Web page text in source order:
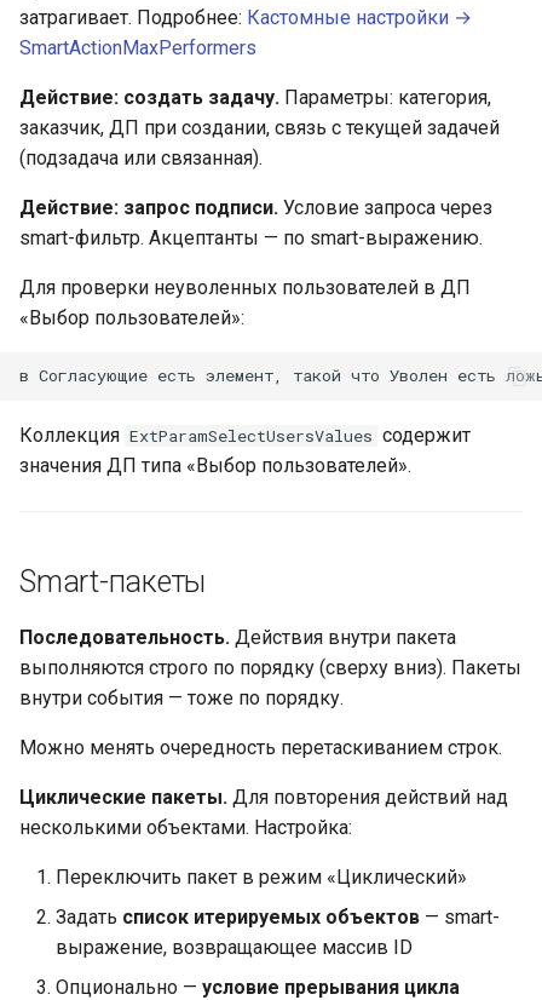
затрагивает. Подробнее: Кастомные настройки →
SmartActionMaxPerformers
Действие: создать задачу. Параметры: категория,
заказчик, ДП при создании, связь с текущей задачей
(подзадача или связанная).
Действие: запрос подписи. Условие запроса через
smart-фильтр. Акцептанты — по smart-выражению.
Для проверки неуволенных пользователей в ДП
«Выбор пользователей»:
Коллекция ExtParamSelectUsersValues содержит
значения ДП типа «Выбор пользователей».
Smart-пакеты
Последовательность. Действия внутри пакета
выполняются строго по порядку (сверху вниз). Пакеты
внутри события — тоже по порядку.
Можно менять очередность перетаскиванием строк.
Циклические пакеты. Для повторения действий над
несколькими объектами. Настройка:
Переключить пакет в режим «Циклический»
Задать список итерируемых объектов — smart-
выражение, возвращающее массив ID
Опционально — условие прерывания цикла